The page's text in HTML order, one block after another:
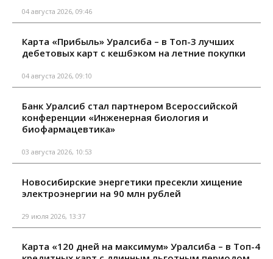
04 августа 2026, 09:46
Карта «Прибыль» Уралсиба – в Топ-3 лучших
дебетовых карт с кешбэком на летние покупки
04 августа 2026, 09:10
Банк Уралсиб стал партнером Всероссийской
конференции «Инженерная биология и
биофармацевтика»
03 августа 2026, 10:53
Новосибирские энергетики пресекли хищение
электроэнергии на 90 млн рублей
29 июля 2026, 13:37
Карта «120 дней на максимум» Уралсиба – в Топ-4